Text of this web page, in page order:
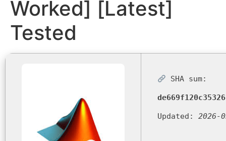
Worked] [Latest]
Tested
SHA sum:
Updated: 2026-